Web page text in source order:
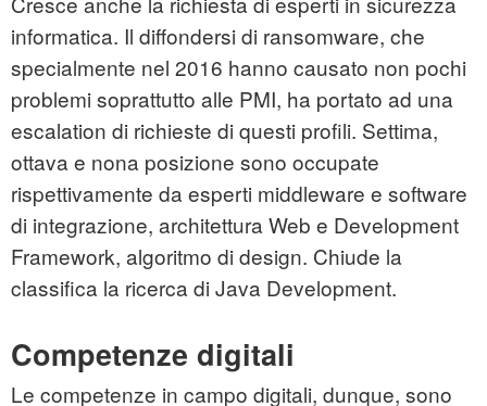
informatica. Il diffondersi di ransomware, che
specialmente nel 2016 hanno causato non pochi
problemi soprattutto alle PMI, ha portato ad una
escalation di richieste di questi profili. Settima,
ottava e nona posizione sono occupate
rispettivamente da esperti middleware e software
di integrazione, architettura Web e Development
Framework, algoritmo di design. Chiude la
classifica la ricerca di Java Development.
Competenze digitali
Le competenze in campo digitali, dunque, sono